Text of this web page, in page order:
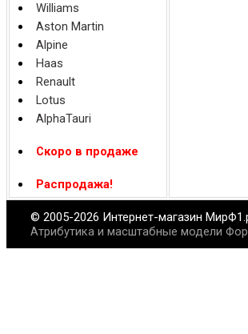
Williams
Aston Martin
Alpine
Haas
Renault
Lotus
AlphaTauri
Скоро в продаже
Распродажа!
© 2005-2026 Интернет-магазин
Атрибутика и масштабные модели